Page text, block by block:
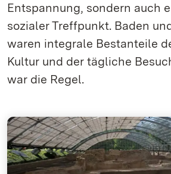
Entspannung, sondern auch
sozialer Treffpunkt. Baden
waren integrale Bestanteile
Kultur und der tägliche
war die Regel.